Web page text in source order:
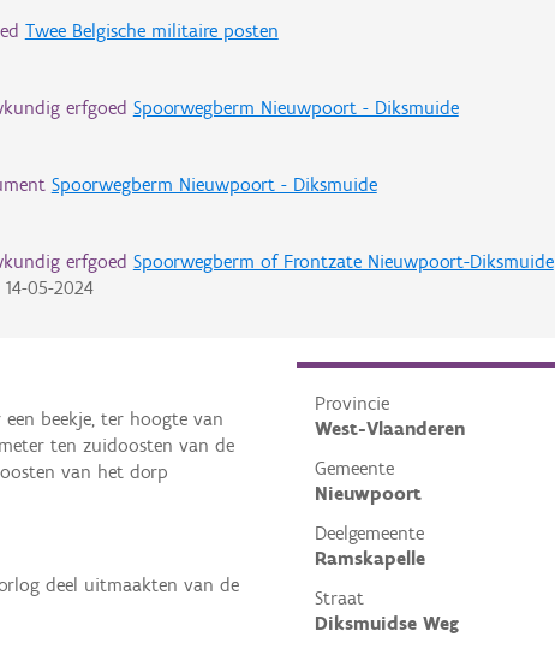
Twee Belgische militaire posten
erfgoed Spoorwegberm Nieuwpoort - Diksmuide
Spoorwegberm Nieuwpoort - Diksmuide
erfgoed Spoorwegberm of Frontzate Nieuwpoort-Diksmuide
14-05-2024
Provincie
West-Vlaanderen
Gemeente
Nieuwpoort
Deelgemeente
Ramskapelle
Straat
Diksmuidse Weg
beekje, ter hoogte van
ten zuidoosten van de
van het dorp
deel uitmaakten van de